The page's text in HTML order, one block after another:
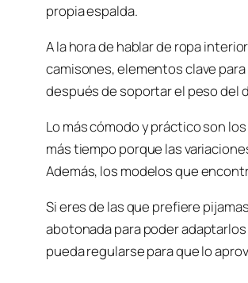
propia espalda.
A la hora de hablar de ropa
camisones, elementos clave
después de soportar el peso del
Lo más cómodo y práctico son
más tiempo porque las
Además, los modelos que
Si eres de las que prefiere
abotonada para poder
pueda regularse para que lo